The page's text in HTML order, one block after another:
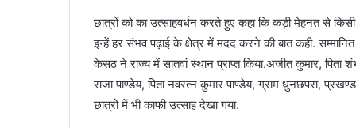
छात्रों को का उत्साहवर्धन करते हुए कहा कि कड़ी मेहनत से
इन्हें हर संभव पढ़ाई के क्षेत्र में मदद करने की बात कही. सम्मानित
केसठ ने राज्य में सातवां स्थान प्राप्त किया.अजीत कुमार, पिता
राजा पाण्डेय, पिता नवरत्न कुमार पाण्डेय, ग्राम धुनछपरा,
छात्रों में भी काफी उत्साह देखा गया.